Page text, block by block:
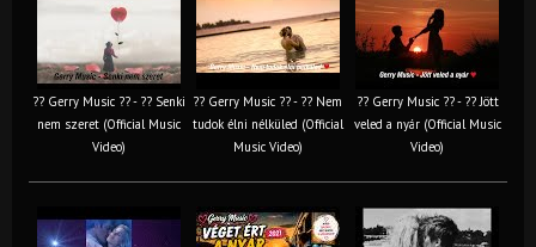
?? Gerry Music ?? - ?? Senki
nem szeret (Official Music
Video)
?? Gerry Music ?? - ?? Nem
tudok élni nélküled (Official
Music Video)
?? Gerry Music ?? - ?? Jött
veled a nyár (Official Music
Video)